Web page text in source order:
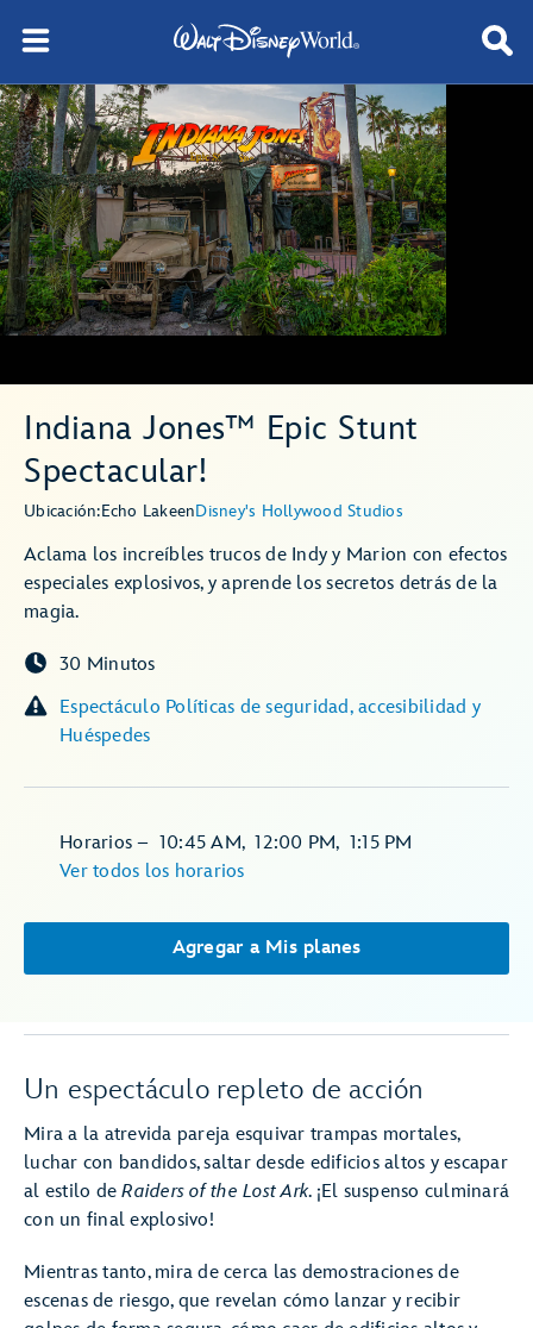
Indiana Jones™ Epic Stunt
Spectacular!
Ubicación:Echo LakeenDisney's Hollywood Studios
Aclama los increíbles trucos de Indy y Marion con efectos
especiales explosivos, y aprende los secretos detrás de la
magia.
30 Minutos
Espectáculo Políticas de seguridad, accesibilidad y
Huéspedes
Horarios– 10:45 AM,12:00 PM, 1:15 PM
Ver todos los horarios
Agregar a Mis planes
Un espectáculo repleto de acción
Mira a la atrevida pareja esquivar trampas mortales,
luchar con bandidos, saltar desde edificios altos y escapar
al estilo deRaiders of the Lost Ark. ¡El suspenso culminará
con un final explosivo!
Mientras tanto, mira de cerca las demostraciones de
escenas de riesgo, que revelan cómo lanzar y recibir